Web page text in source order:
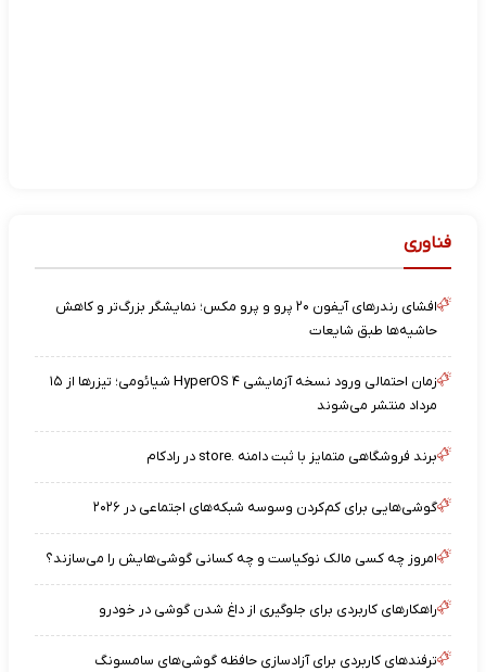
فناوری
افشای رندرهای آیفون ۲۰ پرو و پرو مکس؛ نمایشگر بزرگ‌تر و کاهش
حاشیه‌ها طبق شایعات
زمان احتمالی ورود نسخه آزمایشی HyperOS ۴ شیائومی؛ تیزرها از ۱۵
مرداد منتشر می‌شوند
برند فروشگاهی متمایز با ثبت دامنه .store در رادکام
گوشی‌هایی برای کم‌کردن وسوسه شبکه‌های اجتماعی در ۲۰۲۶
امروز چه کسی مالک نوکیاست و چه کسانی گوشی‌هایش را می‌سازند؟
راهکارهای کاربردی برای جلوگیری از داغ شدن گوشی در خودرو
ترفندهای کاربردی برای آزادسازی حافظه گوشی‌های سامسونگ